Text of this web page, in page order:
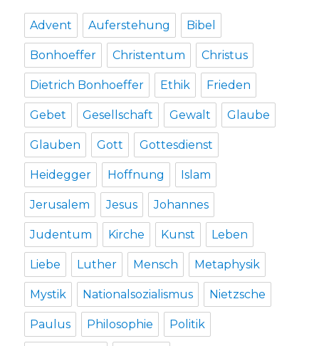
Advent Auferstehung Bibel
Bonhoeffer Christentum Christus
Dietrich Bonhoeffer Ethik Frieden
Gebet Gesellschaft Gewalt Glaube
Glauben Gott Gottesdienst
Heidegger Hoffnung Islam
Jerusalem Jesus Johannes
Judentum Kirche Kunst Leben
Liebe Luther Mensch Metaphysik
Mystik Nationalsozialismus Nietzsche
Paulus Philosophie Politik